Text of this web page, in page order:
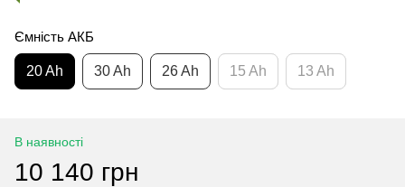
Ємність АКБ
20 Ah 30 Ah 26 Ah 15 Ah 13 Ah
В наявності
10 140 грн